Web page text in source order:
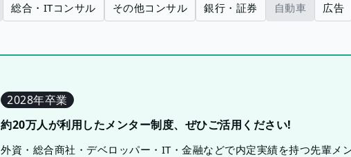
総合・ITコンサル その他コンサル 銀行・証券 自動車 広告
2028年卒業
約20万人が利用したメンター制度、ぜひご活用ください!
外資・総合商社・デベロッパー・IT・金融などで内定実績を持つ先輩メ